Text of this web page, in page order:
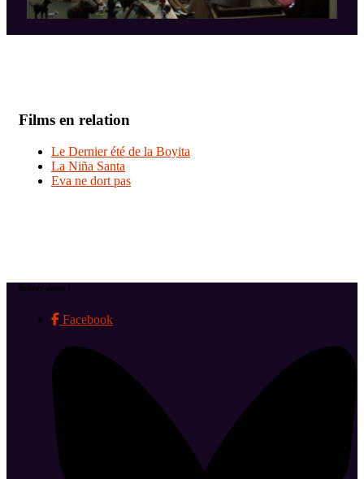
Films en relation
Le Dernier été de la Boyita
La Niña Santa
Eva ne dort pas
Suivez-nous !
Facebook